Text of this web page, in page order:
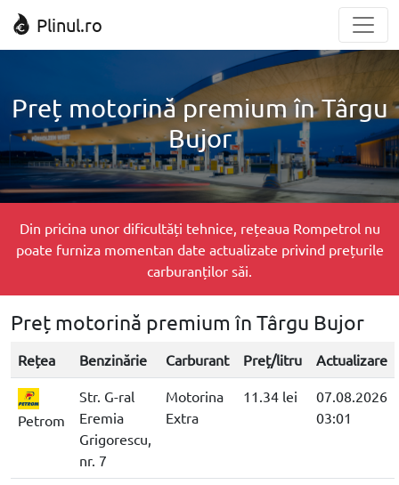
Plinul.ro
Preț motorină premium în Târgu
Bujor
Din pricina unor dificultăți tehnice, rețeaua Rompetrol nu
poate furniza momentan date actualizate privind prețurile
carburanților săi.
Preț motorină premium în Târgu Bujor
Rețea Benzinărie Carburant Preț/litru Actualizare
Petrom
Str. G-ral
Eremia
Grigorescu,
nr. 7
Motorina
Extra
11.34 lei
07.08.2026
03:01